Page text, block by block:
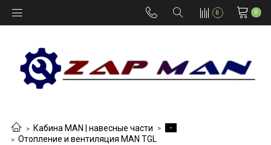
0 0
Кабина MAN | навесные части
-
Отопление и вентиляция MAN TGL